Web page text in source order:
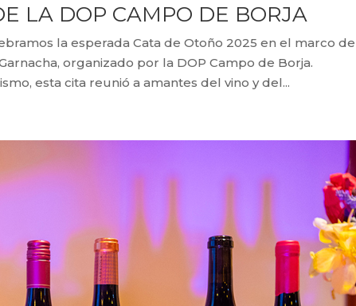
LA DOP CAMPO DE BORJA
la esperada Cata de Otoño 2025 en el marco
organizado por la DOP Campo de Borja.
esta cita reunió a amantes del vino y del...